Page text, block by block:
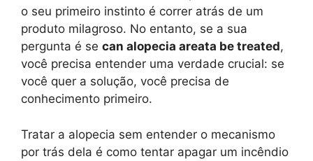
o seu primeiro instinto é correr atrás de um
produto milagroso. No entanto, se a sua
pergunta é se can alopecia areata be treated,
você precisa entender uma verdade crucial: se
você quer a solução, você precisa de
conhecimento primeiro.
Tratar a alopecia sem entender o mecanismo
por trás dela é como tentar apagar um incêndio